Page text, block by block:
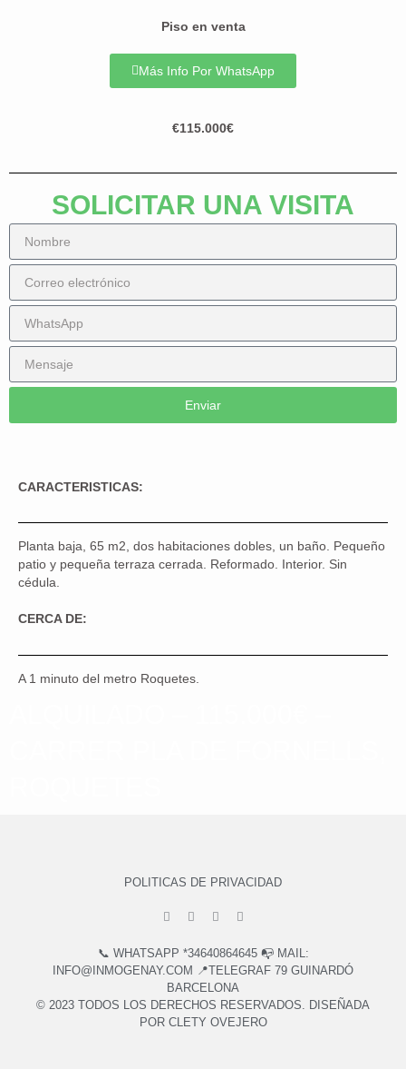
Piso en venta
Más Info Por WhatsApp
€115.000€
SOLICITAR UNA VISITA
Enviar
CARACTERISTICAS:
Planta baja, 65 m2, dos habitaciones dobles, un baño. Pequeño
patio y pequeña terraza cerrada. Reformado. Interior. Sin
cédula.
CERCA DE:
A 1 minuto del metro Roquetes.
POLITICAS DE PRIVACIDAD
📞 WHATSAPP *34640864645 📭 MAIL:
INFO@INMOGENAY.COM 📍TELEGRAF 79 GUINARDÓ
BARCELONA
© 2023 TODOS LOS DERECHOS RESERVADOS. DISEÑADA
POR CLETY OVEJERO